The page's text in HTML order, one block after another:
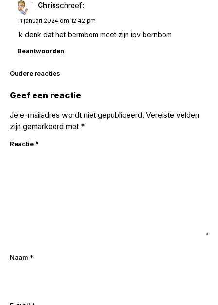
Chrisschreef:
11 januari 2024 om 12:42 pm
Ik denk dat het bermbom moet zijn ipv bernbom
Beantwoorden
Reacties
navigatie
Oudere reacties
Geef een reactie
Je e-mailadres wordt niet gepubliceerd. Vereiste velden
zijn gemarkeerd met *
Reactie *
Naam *